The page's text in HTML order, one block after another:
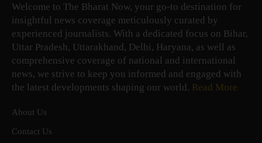
Welcome to The Bharat Now, your go-to destination for
insightful news coverage meticulously curated by
experienced journalists. With a dedicated focus on Bihar,
Uttar Pradesh, Uttarakhand, Delhi, Haryana, as well as
comprehensive coverage of national and international
news, we strive to keep you informed and engaged with
the latest developments shaping our world. Read More
About Us
Contact Us